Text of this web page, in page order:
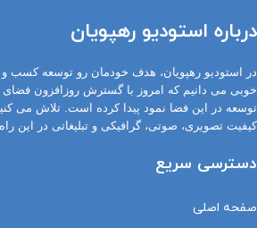
درباره استودیو رهپویان
در استودیو رهپویان، هدف خودمان رو توسعه کسب و
خوبی می دانیم که امروز با گسترش روزافزون فضای
توسعه در این فضا نمود پیدا کرده است. تلاش می کنیم
کیفیت تصویری، صوتی، گرافیکی و تبلیغاتی در این
دسترسی سریع
صفحه اصلی